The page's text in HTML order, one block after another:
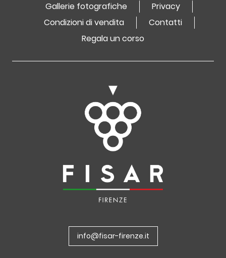
Gallerie fotografiche
Privacy
Condizioni di vendita
Contatti
Regala un corso
info@fisar-firenze.it